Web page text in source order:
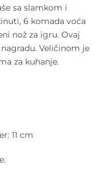
sa slamkom i
6 komada voća
nož za igru. Ovaj
Veličinom je
za kuhanje.
11 cm